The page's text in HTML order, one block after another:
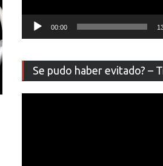
00:00
Se pudo haber evitado? –